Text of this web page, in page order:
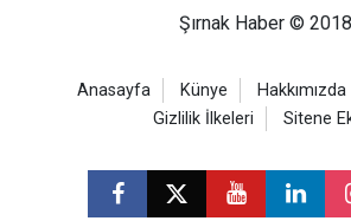
Şırnak Haber © 2018
Anasayfa Künye Hakkımızda
Gizlilik İlkeleri
Sitene